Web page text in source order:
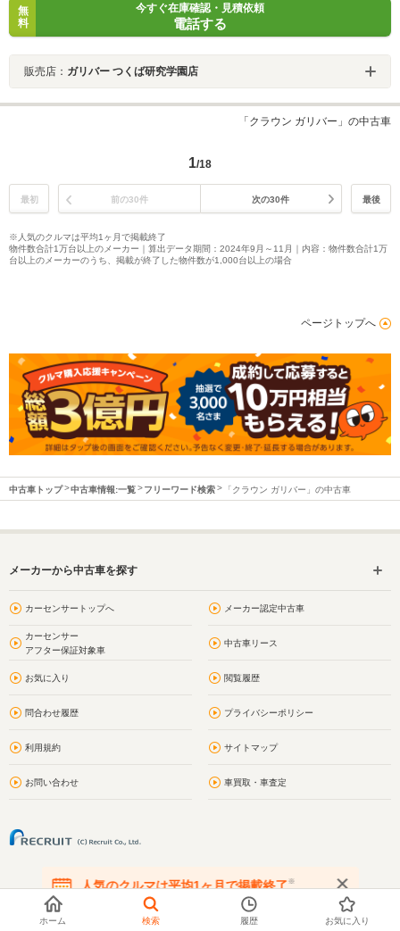
無
料
今すぐ在庫確認・見積依頼
電話する
販売店： ガリバー つくば研究学園店
「クラウン ガリバー」の中古車
1/18
最初 前の30件 次の30件 最後
※人気のクルマは平均1ヶ月で掲載終了
物件数合計1万台以上のメーカー｜算出データ期間：2024年9月～11月｜内容：物件数合計1万
台以上のメーカーのうち、掲載が終了した物件数が1,000台以上の場合
ページトップへ
中古車トップ 中古車情報:一覧 フリーワード検索 「クラウン ガリバー」の中古車
メーカーから中古車を探す
カーセンサートップへ メーカー認定中古車
カーセンサー
アフター保証対象車
中古車リース
お気に入り 閲覧履歴
問合わせ履歴 プライバシーポリシー
利用規約 サイトマップ
お問い合わせ 車買取・車査定
人気のクルマは平均1ヶ月で掲載終了※
在庫が無くなる前にお問い合わせください
ホーム 検索 履歴 お気に入り